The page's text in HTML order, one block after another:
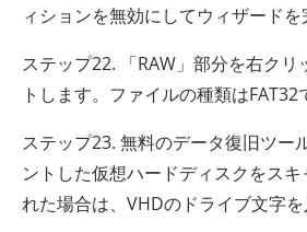
ィションを無効にしてウィザードを
ステップ22. 「RAW」部分を右クリ
トします。ファイルの種類はFAT32
ステップ23. 無料のデータ復旧ツー
ントした仮想ハードディスクをス
れた場合は、VHDのドライブ文字を